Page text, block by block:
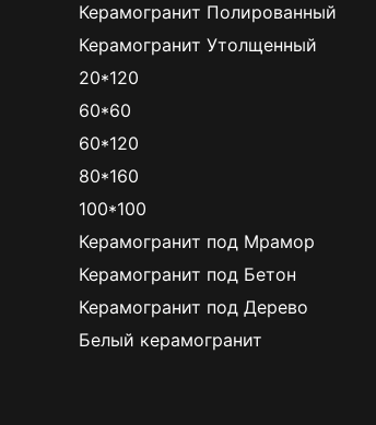
Керамогранит Полированный
Керамогранит Утолщенный
20*120
60*60
60*120
80*160
100*100
Керамогранит под Мрамор
Керамогранит под Бетон
Керамогранит под Дерево
Белый керамогранит